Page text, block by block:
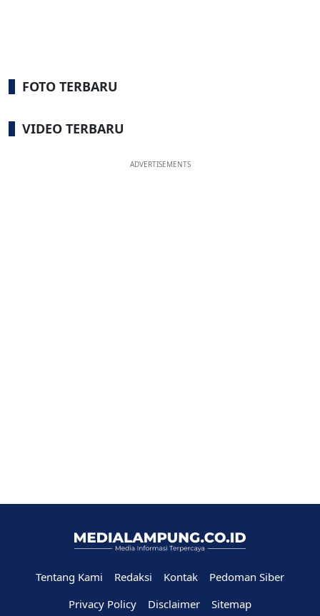
FOTO TERBARU
VIDEO TERBARU
ADVERTISEMENTS
Tentang Kami Redaksi Kontak
Pedoman Siber
Privacy Policy
Disclaimer Sitemap